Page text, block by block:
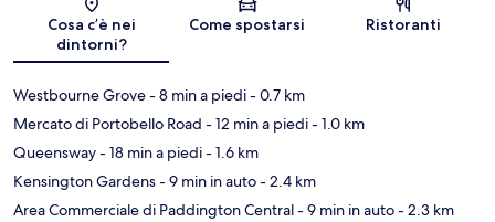
Mappa
Cosa c’è nei
dintorni?
Come spostarsi Ristoranti
Westbourne Grove- 8 min a piedi- 0.7 km
Mercato di Portobello Road - 12 min a piedi- 1.0 km
Queensway- 18 min a piedi- 1.6 km
Kensington Gardens- 9 min in auto- 2.4 km
Area Commerciale di Paddington Central- 9 min in auto- 2.3 km